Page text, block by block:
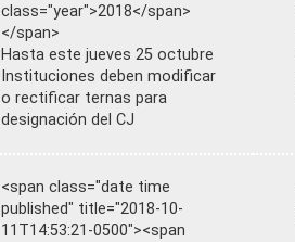
class="year">2018</span>
</span>
Hasta este jueves 25 octubre
Instituciones deben modificar
o rectificar ternas para
designación del CJ
<span class="date time
published" title="2018-10-
11T14:53:21-0500"><span